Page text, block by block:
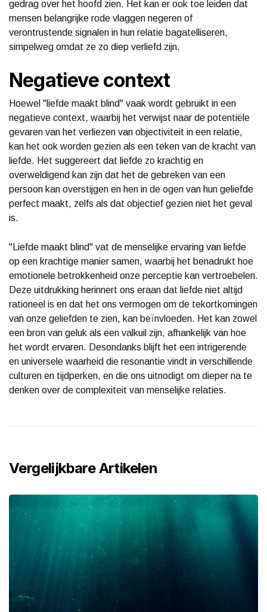
gedrag over het hoofd zien. Het kan er ook toe leiden dat
mensen belangrijke rode vlaggen negeren of
verontrustende signalen in hun relatie bagatelliseren,
simpelweg omdat ze zo diep verliefd zijn.
Negatieve context
Hoewel "liefde maakt blind" vaak wordt gebruikt in een
negatieve context, waarbij het verwijst naar de potentiële
gevaren van het verliezen van objectiviteit in een relatie,
kan het ook worden gezien als een teken van de kracht van
liefde. Het suggereert dat liefde zo krachtig en
overweldigend kan zijn dat het de gebreken van een
persoon kan overstijgen en hen in de ogen van hun geliefde
perfect maakt, zelfs als dat objectief gezien niet het geval
is.
"Liefde maakt blind" vat de menselijke ervaring van liefde
op een krachtige manier samen, waarbij het benadrukt hoe
emotionele betrokkenheid onze perceptie kan vertroebelen.
Deze uitdrukking herinnert ons eraan dat liefde niet altijd
rationeel is en dat het ons vermogen om de tekortkomingen
van onze geliefden te zien, kan beïnvloeden. Het kan zowel
een bron van geluk als een valkuil zijn, afhankelijk van hoe
het wordt ervaren. Desondanks blijft het een intrigerende
en universele waarheid die resonantie vindt in verschillende
culturen en tijdperken, en die ons uitnodigt om dieper na te
denken over de complexiteit van menselijke relaties.
Vergelijkbare Artikelen